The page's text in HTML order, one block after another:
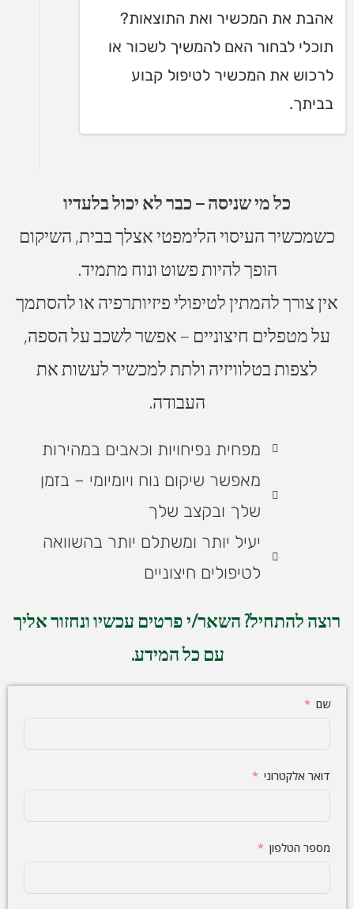
אהבת את המכשיר ואת התוצאות?
תוכלי לבחור האם להמשיך לשכור או
לרכוש את המכשיר לטיפול קבוע
בביתך.
כל מי שניסה – כבר לא יכול בלעדיו
כשמכשיר העיסוי הלימפטי אצלך בבית,השיקום
הופך להיות פשוט ונוח מתמיד.
אין צורך להמתין לטיפולי פיזיותרפיה או להסתמך
על מטפלים חיצוניים –אפשר לשכב על הספה,
לצפות בטלוויזיה ולתת למכשיר לעשות את
העבודה.
מפחית נפיחויות וכאבים במהירות
מאפשר שיקום נוח ויומיומי – בזמן
שלך ובקצב שלך
יעיל יותר ומשתלם יותר בהשוואה
לטיפולים חיצוניים
רוצה להתחיל? השאר/י פרטים עכשיו ונחזור אליך
עם כל המידע.
שם
דואר אלקטרוני
מספר הטלפון